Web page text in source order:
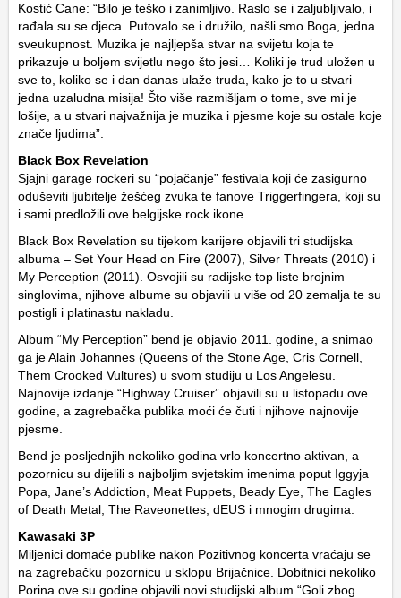
Kostić Cane: “Bilo je teško i zanimljivo. Raslo se i zaljubljivalo, i
rađala su se djeca. Putovalo se i družilo, našli smo Boga, jedna
sveukupnost. Muzika je najljepša stvar na svijetu koja te
prikazuje u boljem svijetlu nego što jesi… Koliki je trud uložen u
sve to, koliko se i dan danas ulaže truda, kako je to u stvari
jedna uzaludna misija! Što više razmišljam o tome, sve mi je
lošije, a u stvari najvažnija je muzika i pjesme koje su ostale koje
znače ljudima”.
Black Box Revelation
Sjajni garage rockeri su “pojačanje” festivala koji će zasigurno
oduševiti ljubitelje žešćeg zvuka te fanove Triggerfingera, koji su
i sami predložili ove belgijske rock ikone.
Black Box Revelation su tijekom karijere objavili tri studijska
albuma – Set Your Head on Fire (2007), Silver Threats (2010) i
My Perception (2011). Osvojili su radijske top liste brojnim
singlovima, njihove albume su objavili u više od 20 zemalja te su
postigli i platinastu nakladu.
Album “My Perception” bend je objavio 2011. godine, a snimao
ga je Alain Johannes (Queens of the Stone Age, Cris Cornell,
Them Crooked Vultures) u svom studiju u Los Angelesu.
Najnovije izdanje “Highway Cruiser” objavili su u listopadu ove
godine, a zagrebačka publika moći će čuti i njihove najnovije
pjesme.
Bend je posljednjih nekoliko godina vrlo koncertno aktivan, a
pozornicu su dijelili s najboljim svjetskim imenima poput Iggyja
Popa, Jane’s Addiction, Meat Puppets, Beady Eye, The Eagles
of Death Metal, The Raveonettes, dEUS i mnogim drugima.
Kawasaki 3P
Miljenici domaće publike nakon Pozitivnog koncerta vraćaju se
na zagrebačku pozornicu u sklopu Brijačnice. Dobitnici nekoliko
Porina ove su godine objavili novi studijski album “Goli zbog